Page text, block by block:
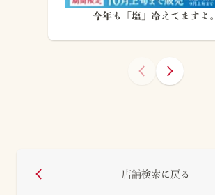
今年も「塩」冷えてますよ。
店舗検索に戻る